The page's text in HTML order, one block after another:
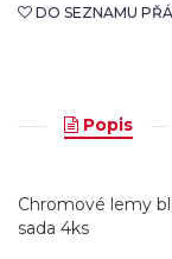
DO SEZNAMU
Popis
Chromové lemy
sada 4ks